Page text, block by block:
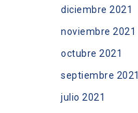
diciembre 2021
noviembre 2021
octubre 2021
septiembre 2021
julio 2021